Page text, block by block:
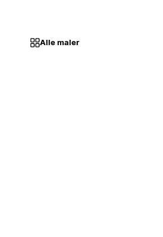
Alle maler